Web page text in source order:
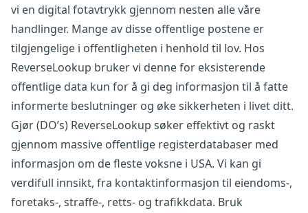
vi en digital fotavtrykk gjennom nesten alle våre
handlinger. Mange av disse offentlige postene er
tilgjengelige i offentligheten i henhold til lov. Hos
ReverseLookup bruker vi denne for eksisterende
offentlige data kun for å gi deg informasjon til å fatte
informerte beslutninger og øke sikkerheten i livet ditt.
Gjør (DO’s) ReverseLookup søker effektivt og raskt
gjennom massive offentlige registerdatabaser med
informasjon om de fleste voksne i USA. Vi kan gi
verdifull innsikt, fra kontaktinformasjon til eiendoms-,
foretaks-, straffe-, retts- og trafikkdata. Bruk